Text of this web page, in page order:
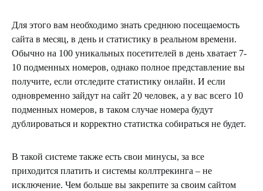
Для этого вам необходимо знать среднюю посещаемость
сайта в месяц, в день и статистику в реальном времени.
Обычно на 100 уникальных посетителей в день хватает 7-
10 подменных номеров, однако полное представление вы
получите, если отследите статистику онлайн. И если
одновременно зайдут на сайт 20 человек, а у вас всего 10
подменных номеров, в таком случае номера будут
дублироваться и корректно статистка собираться не будет.
В такой системе также есть свои минусы, за все
приходится платить и системы коллтрекинга – не
исключение. Чем больше вы закрепите за своим сайтом